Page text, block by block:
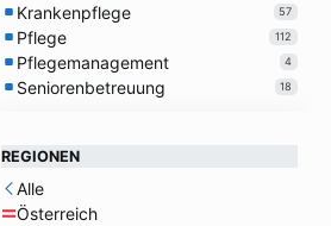
Krankenpflege 57
Pflege 112
Pflegemanagement 4
Seniorenbetreuung 18
REGIONEN
Alle
Österreich